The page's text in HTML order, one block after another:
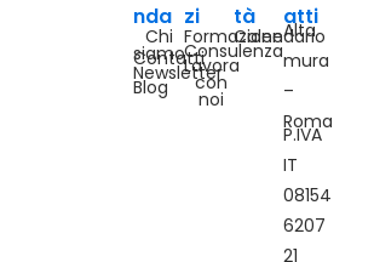
nda
Chi
siamo
Contatti
Newsletter
Blog
zi
Formazione
Consulenza
Lavora
con
noi
tà
Calendario
atti
Alta
mura
–
Roma
P.IVA
IT
08154
6207
21